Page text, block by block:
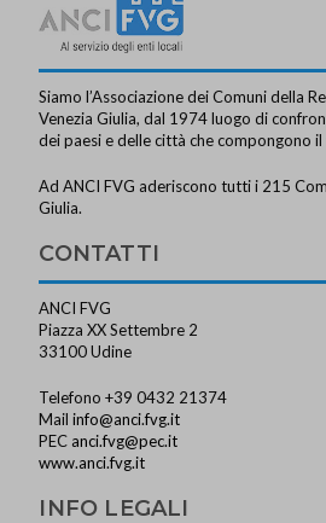
Siamo l’Associazione dei Comuni della
Venezia Giulia, dal 1974 luogo di
dei paesi e delle città che compongono
Ad ANCI FVG aderiscono tutti i 215
Giulia.
CONTATTI
ANCI FVG
Piazza XX Settembre 2
33100 Udine
Telefono +39 0432 21374
Mailinfo@anci.fvg.it
PEC anci.fvg@pec.it
www.anci.fvg.it
INFO LEGALI